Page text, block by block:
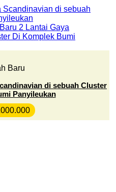
Baru
di sebuah Cluster
Panyileukan